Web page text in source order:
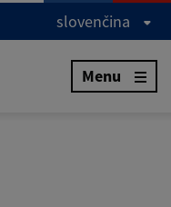
slovenčina
Menu